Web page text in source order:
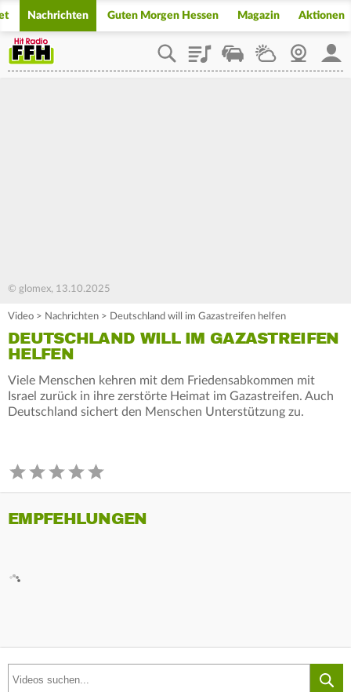
Nachrichten Guten Morgen Hessen Magazin Aktionen
PlaylistStaupilotWetterWebcam
© glomex, 13.10.2025
Video > Nachrichten > Deutschland will im Gazastreifen helfen
DEUTSCHLAND WILL IM GAZASTREIFEN
HELFEN
Viele Menschen kehren mit dem Friedensabkommen mit
Israel zurück in ihre zerstörte Heimat im Gazastreifen. Auch
Deutschland sichert den Menschen Unterstützung zu.
EMPFEHLUNGEN